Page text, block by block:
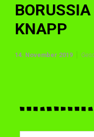
KNAPP
14. November 2019